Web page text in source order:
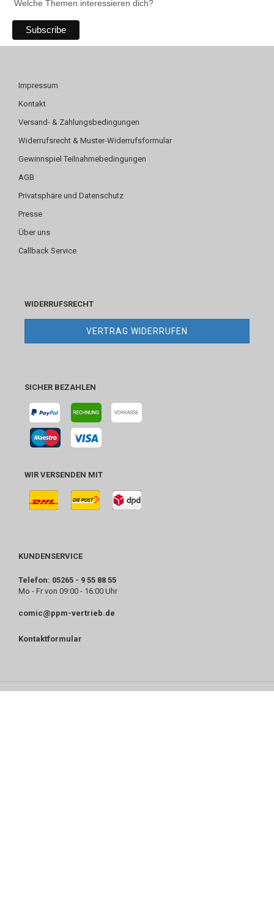
Welche Themen interessieren dich?
Impressum
Kontakt
Versand- & Zahlungsbedingungen
Widerrufsrecht & Muster-Widerrufsformular
Gewinnspiel Teilnahmebedingungen
AGB
Privatsphäre und Datenschutz
Presse
Über uns
Callback Service
WIDERRUFSRECHT
VERTRAG WIDERRUFEN
SICHER BEZAHLEN
WIR VERSENDEN MIT
KUNDENSERVICE
Telefon: 05265 - 9 55 88 55
Mo - Fr von 09:00 - 16:00 Uhr
comic@ppm-vertrieb.de
Kontaktformular